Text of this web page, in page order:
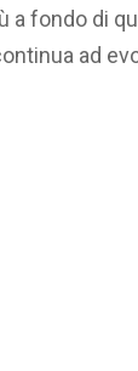
a fondo di
ad